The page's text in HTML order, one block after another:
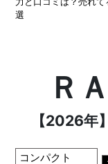
選
Ｒ
【2026年
コンパクト